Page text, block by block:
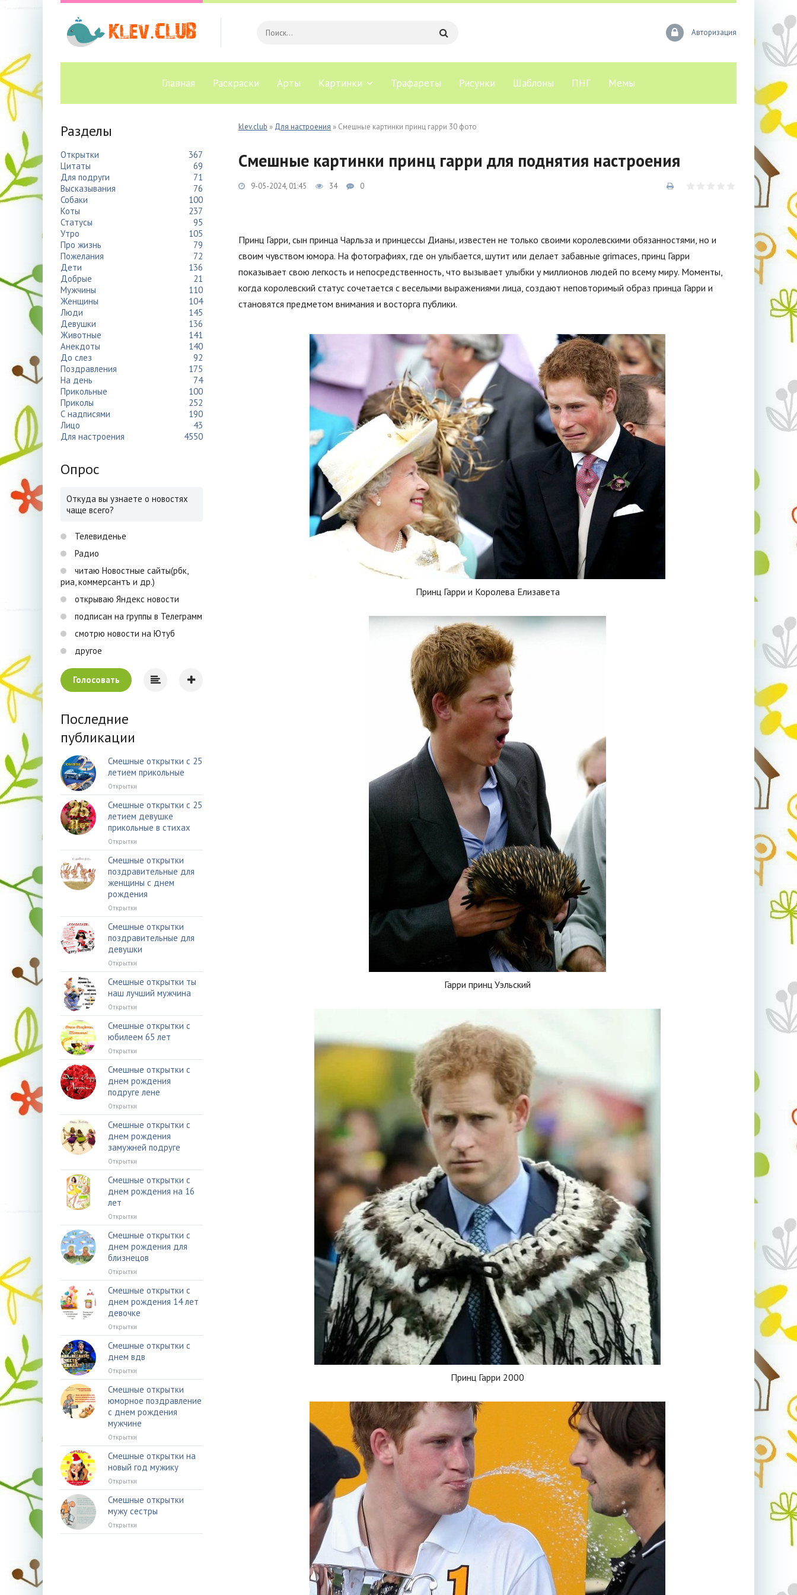
Авторизация
Главная Раскраски Арты Картинки Трафареты Рисунки Шаблоны ПНГ Мемы
klev.club » Для настроения » Смешные картинки принц гарри 30 фото
Смешные картинки принц гарри для поднятия настроения
9-05-2024, 01:45 34 0
Принц Гарри, сын принца Чарльза и принцессы Дианы, известен не только своими королевскими обязанностями, но и
своим чувством юмора. На фотографиях, где он улыбается, шутит или делает забавные grimaces, принц Гарри
показывает свою легкость и непосредственность, что вызывает улыбки у миллионов людей по всему миру. Моменты,
когда королевский статус сочетается с веселыми выражениями лица, создают неповторимый образ принца Гарри и
становятся предметом внимания и восторга публики.
Принц Гарри и Королева Елизавета
Гарри принц Уэльский
Принц Гарри 2000
Разделы
Открытки
367
Цитаты
69
Для подруги
71
Высказывания
76
Собаки
100
Коты
237
Статусы
95
Утро
105
Про жизнь
79
Пожелания
72
Дети
136
Добрые
21
Мужчины
110
Женщины
104
Люди
145
Девушки
136
Животные
141
Анекдоты
140
До слез
92
Поздравления
175
На день
74
Прикольные
100
Приколы
252
С надписями
190
Лицо
43
Для настроения
4550
Опрос
Откуда вы узнаете о новостях
чаще всего?
Телевиденье
Радио
читаю Новостные сайты(рбк,
риа, коммерсантъ и др.)
открываю Яндекс новости
подписан на группы в Телеграмм
смотрю новости на Ютуб
другое
Голосовать
Последние
публикации
Смешные открытки с 25
летием прикольные
Открытки
Смешные открытки с 25
летием девушке
прикольные в стихах
Открытки
Смешные открытки
поздравительные для
женщины с днем
рождения
Открытки
Смешные открытки
поздравительные для
девушки
Открытки
Смешные открытки ты
наш лучший мужчина
Открытки
Смешные открытки с
юбилеем 65 лет
Открытки
Смешные открытки с
днем рождения
подруге лене
Открытки
Смешные открытки с
днем рождения
замужней подруге
Открытки
Смешные открытки с
днем рождения на 16
лет
Открытки
Смешные открытки с
днем рождения для
близнецов
Открытки
Смешные открытки с
днем рождения 14 лет
девочке
Открытки
Смешные открытки с
днем вдв
Открытки
Смешные открытки
юморное поздравление
с днем рождения
мужчине
Открытки
Смешные открытки на
новый год мужику
Открытки
Смешные открытки
мужу сестры
Открытки